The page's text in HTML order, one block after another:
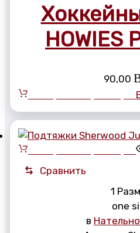
HOWIES
90,00
Сравнить
1
one
в